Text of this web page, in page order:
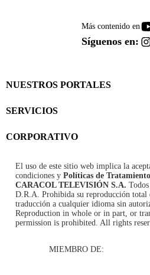
Más contenido en
Síguenos en:
NUESTROS PORTALES
SERVICIOS
CORPORATIVO
El uso de este sitio web implica la
condiciones y Políticas de
CARACOL TELEVISIÓN S.A.
D.R.A. Prohibida su reproducción total
traducción a cualquier idioma sin
Reproduction in whole or in part, or
permission is prohibited. All rights
MIEMBRO DE: